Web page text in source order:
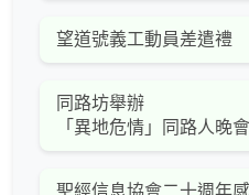
望道號義工動員差遣禮
同路坊舉辦
「異地危情」同路人晚會